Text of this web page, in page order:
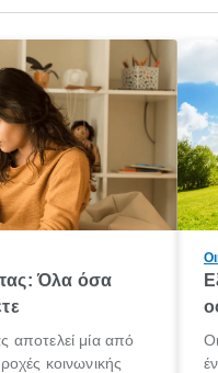
Όλα όσα
αποτελεί μία από
κοινωνικής